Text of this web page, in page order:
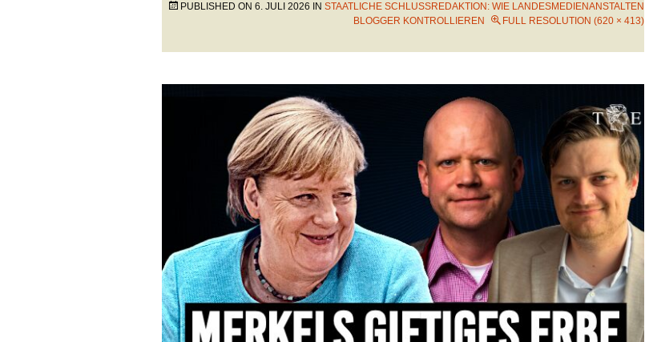
PUBLISHED ON 6. JULI 2026 IN STAATLICHE SCHLUSSREDAKTION: WIE LANDESMEDIENANSTALTEN
BLOGGER KONTROLLIEREN
FULL RESOLUTION (620 × 413)